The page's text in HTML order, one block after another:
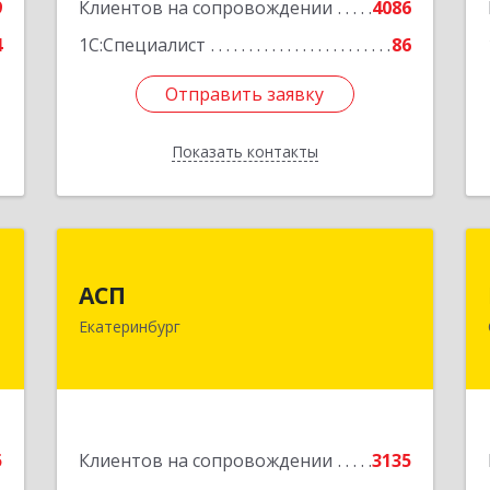
Клиентов на сопровождении
4086
1С:Специалист
86
Отправить заявку
Показать контакты
Отправить заявку
Назад
АСП
Екатеринбург
Клиентов на сопровождении
3135
Екатеринбург г, Карла Либкнехта ул,